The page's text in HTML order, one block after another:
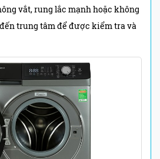
vắt, rung lắc mạnh hoặc không
trung tâm để được kiểm tra và